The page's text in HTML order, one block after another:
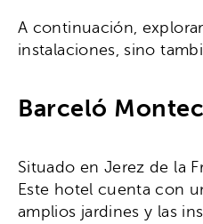
A continuación,
instalaciones, sino
Barceló
Situado en Jerez de la
Este hotel cuenta con
amplios jardines y las